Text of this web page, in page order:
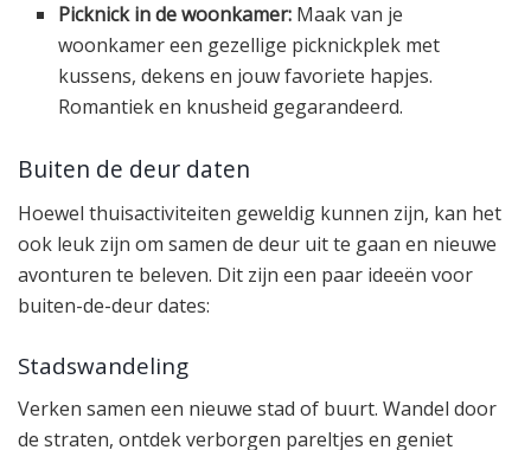
Picknick in de woonkamer: Maak van je
woonkamer een gezellige picknickplek met
kussens, dekens en jouw favoriete hapjes.
Romantiek en knusheid gegarandeerd.
Buiten de deur daten
Hoewel thuisactiviteiten geweldig kunnen zijn, kan het
ook leuk zijn om samen de deur uit te gaan en nieuwe
avonturen te beleven. Dit zijn een paar ideeën voor
buiten-de-deur dates:
Stadswandeling
Verken samen een nieuwe stad of buurt. Wandel door
de straten, ontdek verborgen pareltjes en geniet